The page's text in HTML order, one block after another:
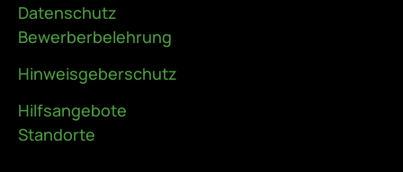
Datenschutz
Bewerberbelehrung
Hinweisgeberschutz
Hilfsangebote
Standorte